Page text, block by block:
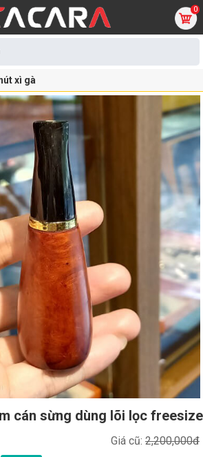
0
xì gà
cán sừng dùng lõi lọc freesize
Giá cũ: 2,200,000đ